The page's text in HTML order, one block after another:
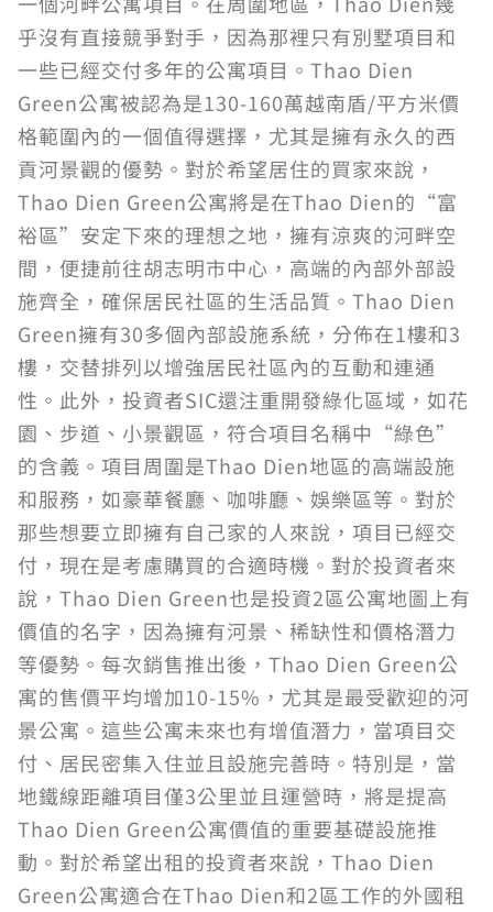
乎沒有直接競爭對手，因為那裡只有別墅項目和
一些已經交付多年的公寓項目。Thao Dien
Green公寓被認為是130-160萬越南盾/平方米價
格範圍內的一個值得選擇，尤其是擁有永久的西
貢河景觀的優勢。對於希望居住的買家來說，
Thao Dien Green公寓將是在Thao Dien的“富
裕區”安定下來的理想之地，擁有涼爽的河畔空
間，便捷前往胡志明市中心，高端的內部外部設
施齊全，確保居民社區的生活品質。Thao Dien
Green擁有30多個內部設施系統，分佈在1樓和3
樓，交替排列以增強居民社區內的互動和連通
性。此外，投資者SIC還注重開發綠化區域，如花
園、步道、小景觀區，符合項目名稱中“綠色”
的含義。項目周圍是Thao Dien地區的高端設施
和服務，如豪華餐廳、咖啡廳、娛樂區等。對於
那些想要立即擁有自己家的人來說，項目已經交
付，現在是考慮購買的合適時機。對於投資者來
說，Thao Dien Green也是投資2區公寓地圖上有
價值的名字，因為擁有河景、稀缺性和價格潛力
等優勢。每次銷售推出後，Thao Dien Green公
寓的售價平均增加10-15%，尤其是最受歡迎的河
景公寓。這些公寓未來也有增值潛力，當項目交
付、居民密集入住並且設施完善時。特別是，當
地鐵線距離項目僅3公里並且運營時，將是提高
Thao Dien Green公寓價值的重要基礎設施推
動。對於希望出租的投資者來說，Thao Dien
Green公寓適合在Thao Dien和2區工作的外國租